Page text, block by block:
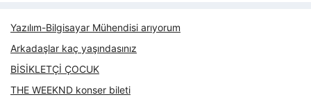
Yazılım-Bilgisayar Mühendisi arıyorum
Arkadaşlar kaç yaşındasınız
BİSİKLETÇİ ÇOCUK
THE WEEKND konser bileti